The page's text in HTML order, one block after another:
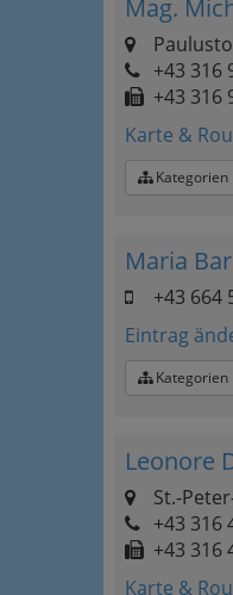
Mag.
+43 316
+43 316
Karte &
Kategorien
Maria
+43 664
Eintrag
Kategorien
Leonore
St.-
+43 316
+43 316
Karte &